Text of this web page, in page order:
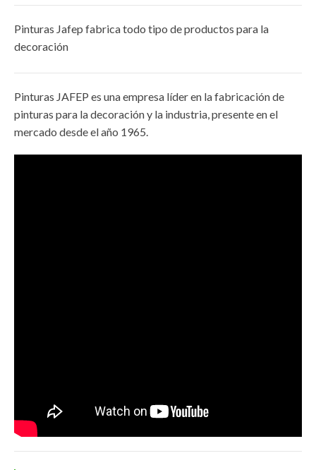
Pinturas Jafep fabrica todo tipo de productos para la
decoración
Pinturas JAFEP es una empresa líder en la fabricación de
pinturas para la decoración y la industria, presente en el
mercado desde el año 1965.